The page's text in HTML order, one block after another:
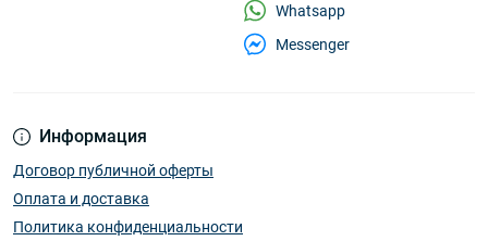
Информация
Договор публичной оферты
Оплата и доставка
Политика конфиденциальности
Whatsapp
Messenger